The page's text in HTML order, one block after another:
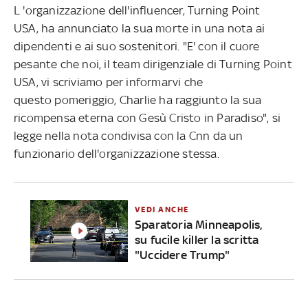
L 'organizzazione dell'influencer, Turning Point
USA, ha annunciato la sua morte in una nota ai
dipendenti e ai suo sostenitori. "E' con il cuore
pesante che noi, il team dirigenziale di Turning Point
USA, vi scriviamo per informarvi che
questo pomeriggio, Charlie ha raggiunto la sua
ricompensa eterna con Gesù Cristo in Paradiso", si
legge nella nota condivisa con la Cnn da un
funzionario dell'organizzazione stessa.
VEDI ANCHE
Sparatoria Minneapolis,
su fucile killer la scritta
"Uccidere Trump"